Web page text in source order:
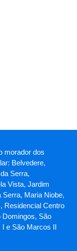
morador dos
Belvedere,
Serra,
Vista, Jardim
Maria Niobe,
Residencial Centro
Domingos, São
I e São Marcos II